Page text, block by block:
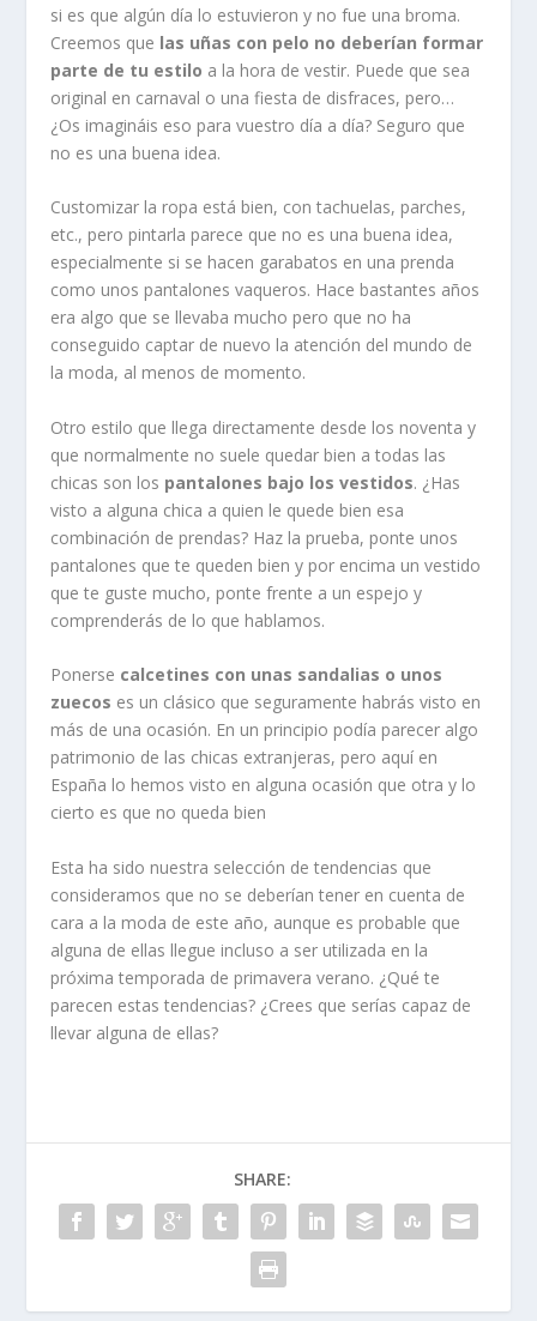
si es que algún día lo estuvieron y no fue una broma.
Creemos que las uñas con pelo no deberían formar
parte de tu estilo a la hora de vestir. Puede que sea
original en carnaval o una fiesta de disfraces, pero…
¿Os imagináis eso para vuestro día a día? Seguro que
no es una buena idea.
Customizar la ropa está bien, con tachuelas, parches,
etc., pero pintarla parece que no es una buena idea,
especialmente si se hacen garabatos en una prenda
como unos pantalones vaqueros. Hace bastantes años
era algo que se llevaba mucho pero que no ha
conseguido captar de nuevo la atención del mundo de
la moda, al menos de momento.
Otro estilo que llega directamente desde los noventa y
que normalmente no suele quedar bien a todas las
chicas son los pantalones bajo los vestidos. ¿Has
visto a alguna chica a quien le quede bien esa
combinación de prendas? Haz la prueba, ponte unos
pantalones que te queden bien y por encima un vestido
que te guste mucho, ponte frente a un espejo y
comprenderás de lo que hablamos.
Ponerse calcetines con unas sandalias o unos
zuecos es un clásico que seguramente habrás visto en
más de una ocasión. En un principio podía parecer algo
patrimonio de las chicas extranjeras, pero aquí en
España lo hemos visto en alguna ocasión que otra y lo
cierto es que no queda bien
Esta ha sido nuestra selección de tendencias que
consideramos que no se deberían tener en cuenta de
cara a la moda de este año, aunque es probable que
alguna de ellas llegue incluso a ser utilizada en la
próxima temporada de primavera verano. ¿Qué te
parecen estas tendencias? ¿Crees que serías capaz de
llevar alguna de ellas?
SHARE: